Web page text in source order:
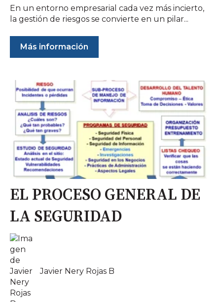
En un entorno empresarial cada vez más incierto,
la gestión de riesgos se convierte en un pilar...
Más información
EL PROCESO GENERAL DE
LA SEGURIDAD
Javier Nery Rojas B